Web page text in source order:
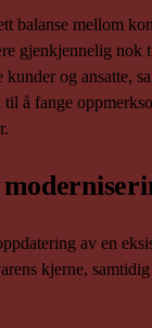
balanse mellom
gjenkjennelig nok
kunder og ansatte,
å fange
av en
kjerne,